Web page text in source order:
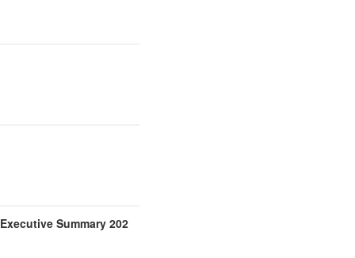
Summary 202